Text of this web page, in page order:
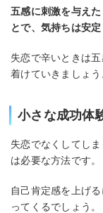
五感に刺激を与え
とで、気持ちは安
失恋で辛いときは
着けていきましょう
小さな成功体
失恋でなくしてしま
は必要な方法です。
自己肯定感を上げる
ってくるでしょう。